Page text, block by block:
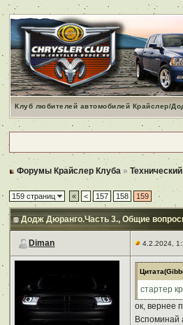
Клуб любителей автомобилей Крайслер/
Форумы Крайслер Клуба »
159 страниц « < 157 158 159
Додж Дюранго.Часть 3., Общие
Diman 4.2.2024,
стартер
ок, вернее
Вспоминай